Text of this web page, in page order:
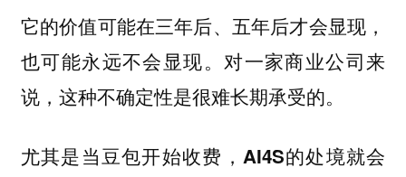
它的价值可能在三年后、五年后才会显现，
也可能永远不会显现。对一家商业公司来
说，这种不确定性是很难长期承受的。
尤其是当豆包开始收费，AI4S的处境就会